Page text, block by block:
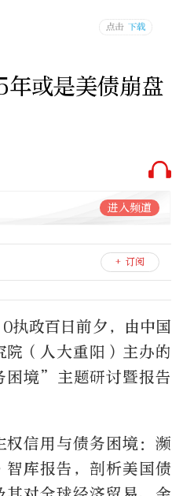
或是美债崩盘
进入频道
+ 订阅
执政百日前夕，由中国
院（人大重阳）主办的
困境”主题研讨暨报告
信用与债务困境：濒
智库报告，剖析美国债